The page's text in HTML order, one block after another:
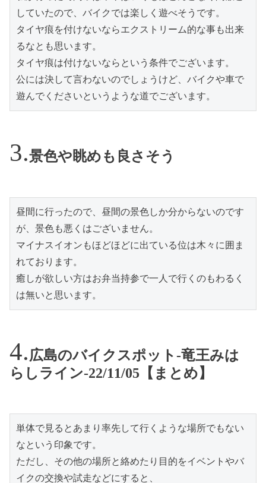
していたので、バイクでは楽しく遊べそうです。
タイヤ痕を付けないならエクストリーム的な事も出来
るなとも思います。
タイヤ痕は付けないならという条件でございます。
公には決して言わないのでしょうけど、バイクや車で
遊んでくださいというような道でございます。
景色や眺めも良さそう
昼間に行ったので、昼間の景色しか分からないのです
が、景色も悪くはございません。
マイナスイオンもほどほどに出ている位は木々に囲ま
れております。
癒しが欲しい方はお弁当持参で一人で行くのもわるく
は無いと思います。
広島のバイクスポット-竜王みは
らしライン-22/11/05【まとめ】
単体で見るとあまり率先して行くような場所でもない
なという印象です。
ただし、その他の場所と絡めたり目的をイベントやバ
イクの交換や試走などにすると、